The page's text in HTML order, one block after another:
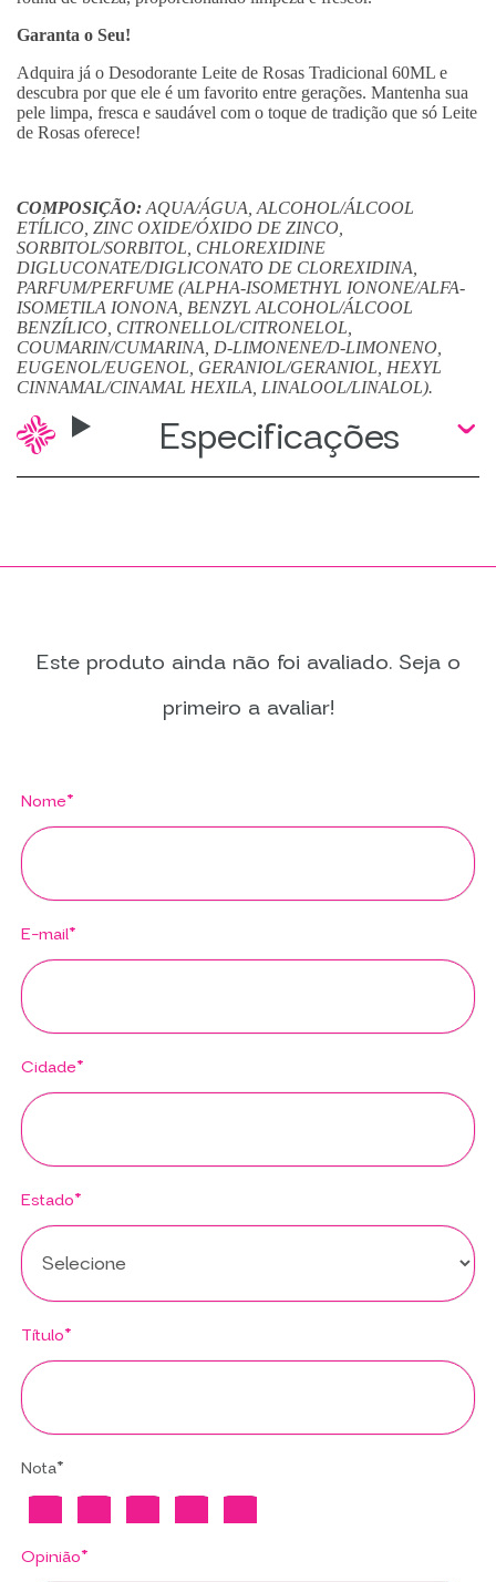
Garanta o Seu!
Adquira já o Desodorante Leite de Rosas Tradicional 60ML e
descubra por que ele é um favorito entre gerações. Mantenha sua
pele limpa, fresca e saudável com o toque de tradição que só Leite
de Rosas oferece!
COMPOSIÇÃO: AQUA/ÁGUA, ALCOHOL/ÁLCOOL
ETÍLICO, ZINC OXIDE/ÓXIDO DE ZINCO,
SORBITOL/SORBITOL, CHLOREXIDINE
DIGLUCONATE/DIGLICONATO DE CLOREXIDINA,
PARFUM/PERFUME (ALPHA-ISOMETHYL IONONE/ALFA-
ISOMETILA IONONA, BENZYL ALCOHOL/ÁLCOOL
BENZÍLICO, CITRONELLOL/CITRONELOL,
COUMARIN/CUMARINA, D-LIMONENE/D-LIMONENO,
EUGENOL/EUGENOL, GERANIOL/GERANIOL, HEXYL
CINNAMAL/CINAMAL HEXILA, LINALOOL/LINALOL).
Especificações
Este produto ainda não foi avaliado. Seja o
primeiro a avaliar!
Nome*
E-mail*
Cidade*
Estado*
Título*
Nota*
Opinião*